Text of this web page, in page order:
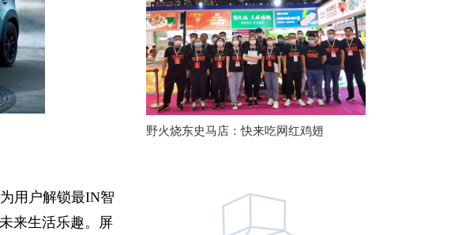
用户解锁最IN智
来生活乐趣。屏
野火烧东史马店：快来吃网红鸡翅